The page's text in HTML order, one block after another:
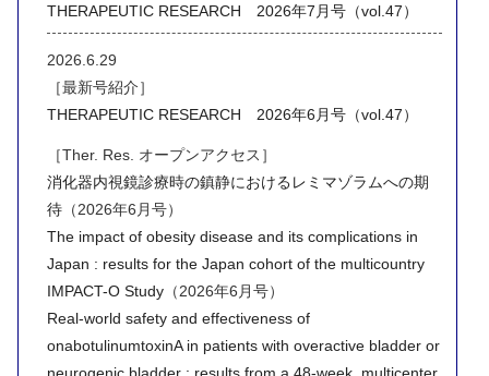
THERAPEUTIC RESEARCH 2026年7月号（vol.47）
2026.6.29
［最新号紹介］
THERAPEUTIC RESEARCH 2026年6月号（vol.47）
［Ther. Res. オープンアクセス］
消化器内視鏡診療時の鎮静におけるレミマゾラムへの期
待（2026年6月号）
The impact of obesity disease and its complications in
Japan : results for the Japan cohort of the multicountry
IMPACT-O Study（2026年6月号）
Real-world safety and effectiveness of
onabotulinumtoxinA in patients with overactive bladder or